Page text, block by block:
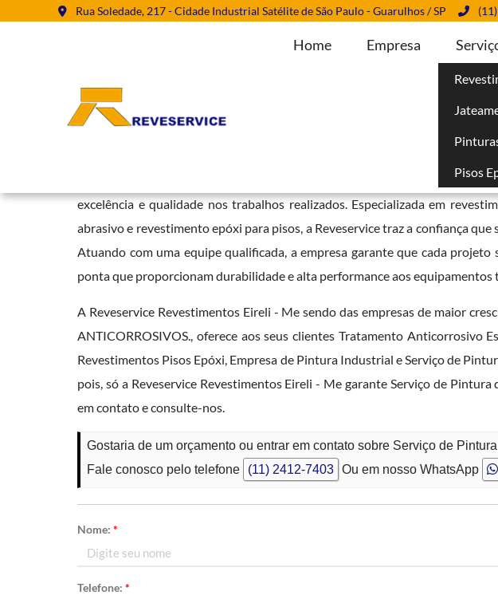
Rua Soledade, 217 - Cidade Industrial Satélite de São Paulo - Guarulhos / SP
Home Empresa
Pisos
Serviço de Pintura de Válvulas em Cotia
A Reveservice é uma empresa referência no mercado quando se trata do
excelência e qualidade nos trabalhos realizados. Especializada em
abrasivo e revestimento epóxi para pisos, a Reveservice traz a confiança
Atuando com uma equipe qualificada, a empresa garante que cada
ponta que proporcionam durabilidade e alta performance aos equipamentos
A Reveservice Revestimentos Eireli - Me sendo das empresas de maior
ANTICORROSIVOS., oferece aos seus clientes Tratamento Anticorrosivo
Revestimentos Pisos Epóxi, Empresa de Pintura Industrial e Serviço de
pois, só a Reveservice Revestimentos Eireli - Me garante Serviço de
em contato e consulte-nos.
Gostaria de um orçamento ou entrar em contato sobre Serviço de
Fale conosco pelo telefone
(11) 2412-7403 Ou em nosso WhatsApp
Nome:*
Telefone:*